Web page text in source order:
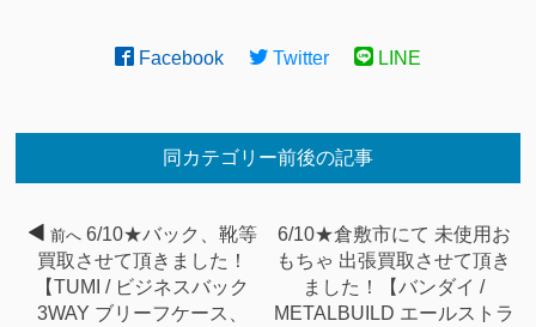
Facebook Twitter LINE
同カテゴリー前後の記事
前へ 6/10★バック、靴等
買取させて頂きました！
【TUMI / ビジネスバック
3WAY ブリーフケース、
6/10★倉敷市にて 未使用お
もちゃ 出張買取させて頂き
ました！【バンダイ /
METALBUILD エールストラ